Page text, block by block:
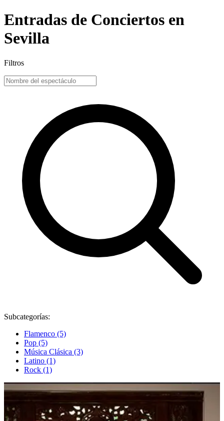
Entradas de Conciertos en
Sevilla
Filtros
Subcategorías:
Flamenco (5)
Pop (5)
Música Clásica (3)
Latino (1)
Rock (1)